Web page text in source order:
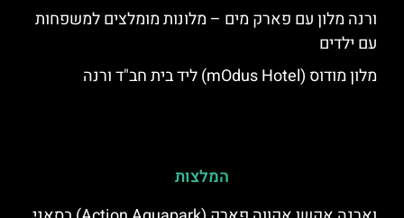
ורנה מלון עם פארק מים – מלונות מומלצים למשפחות
עם ילדים
מלון מודוס (mOdus Hotel) ליד בית חב"ד ורנה
המלצות